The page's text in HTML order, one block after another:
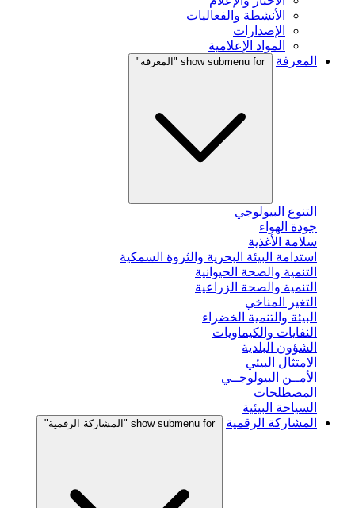
الأنشطة والفعاليات
الإصدارات
المواد الإعلامية
المعرفة
show submenu for "المعرفة"
التنوع البيولوجي
جودة الهواء
سلامة الأغذية
استدامة البيئة البحرية والثروة السمكية
التنمية والصحة الحيوانية
التنمية والصحة الزراعية
التغير المناخي
البيئة والتنمية الخضراء
النفايات والكيماويات
الشؤون البلدية
الامتثال البيئي
الأمــن البيولوجــي
المصطلحات
السياحة البيئية
المشاركة الرقمية
show submenu for "المشاركة الرقمية"